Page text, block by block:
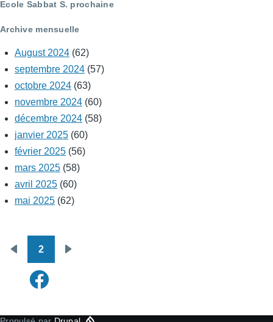
Ecole Sabbat S. prochaine
Archive mensuelle
August 2024 (62)
septembre 2024 (57)
octobre 2024 (63)
novembre 2024 (60)
décembre 2024 (58)
janvier 2025 (60)
février 2025 (56)
mars 2025 (58)
avril 2025 (60)
mai 2025 (62)
Pagination
précédente
2